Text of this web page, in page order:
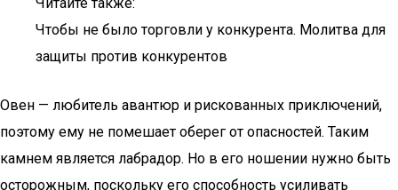
Чтобы не было торговли у конкурента. Молитва для
защиты против конкурентов
Овен — любитель авантюр и рискованных приключений,
поэтому ему не помешает оберег от опасностей. Таким
камнем является лабрадор. Но в его ношении нужно быть
осторожным, поскольку его способность усиливать